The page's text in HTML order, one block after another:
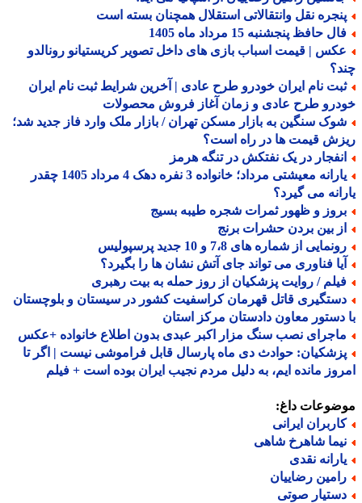
نقل وانتقالاتی استقلال همچنان بسته است
حافظ پنجشنبه 15 مرداد ماه 1405
| قیمت اسباب بازی های داخل تصویر کریستیانو رونالدو
نام ایران خودرو طرح عادی | آخرین شرایط ثبت نام ایران
طرح عادی و زمان آغاز فروش محصولات
سنگین به بازار مسکن تهران / بازار ملک وارد فاز جدید شد؛
قیمت ها در راه است؟
در یک نفتکش در تنگه هرمز
یارانه معیشتی مرداد؛ خانواده 3 نفره دهک 4 مرداد 1405 چقدر
می گیرد؟
و ظهور ثمرات شجره طیبه بسیج
بین بردن حشرات برنج
از شماره های 7،8 و 10 جدید پرسپولیس
فناوری می تواند جای آتش نشان ها را بگیرد؟
/ روایت پزشکیان از روز حمله به بیت رهبری
قاتل قهرمان کراسفیت کشور در سیستان و بلوچستان
دستور معاون دادستان مرکز استان
نصب سنگ مزار اکبر عبدی بدون اطلاع خانواده +عکس
حوادث دی ماه پارسال قابل فراموشی نیست | اگر تا
مانده ایم، به دلیل مردم نجیب ایران بوده است + فیلم
داغ:
ایرانی
شاهرخ شاهی
نقدی
رضاییان
صوتی